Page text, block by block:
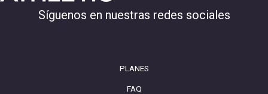
Síguenos en nuestras redes sociales
PLANES
FAQ